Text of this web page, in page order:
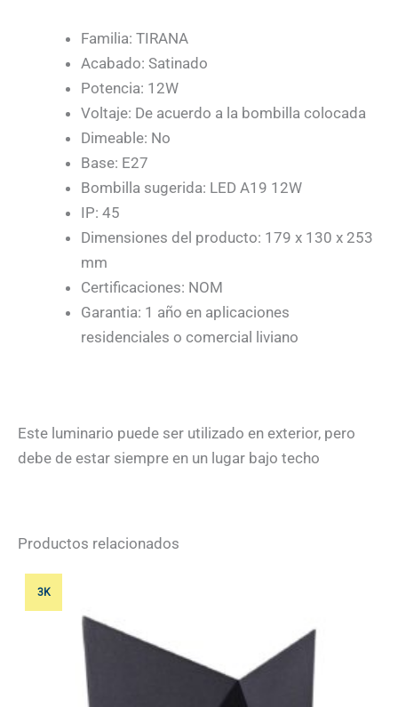
Familia: TIRANA
Acabado: Satinado
Potencia: 12W
Voltaje: De acuerdo a la bombilla colocada
Dimeable: No
Base: E27
Bombilla sugerida: LED A19 12W
IP: 45
Dimensiones del producto: 179 x 130 x 253
mm
Certificaciones: NOM
Garantia: 1 año en aplicaciones
residenciales o comercial liviano
Este luminario puede ser utilizado en exterior, pero
debe de estar siempre en un lugar bajo techo
Productos relacionados
3K